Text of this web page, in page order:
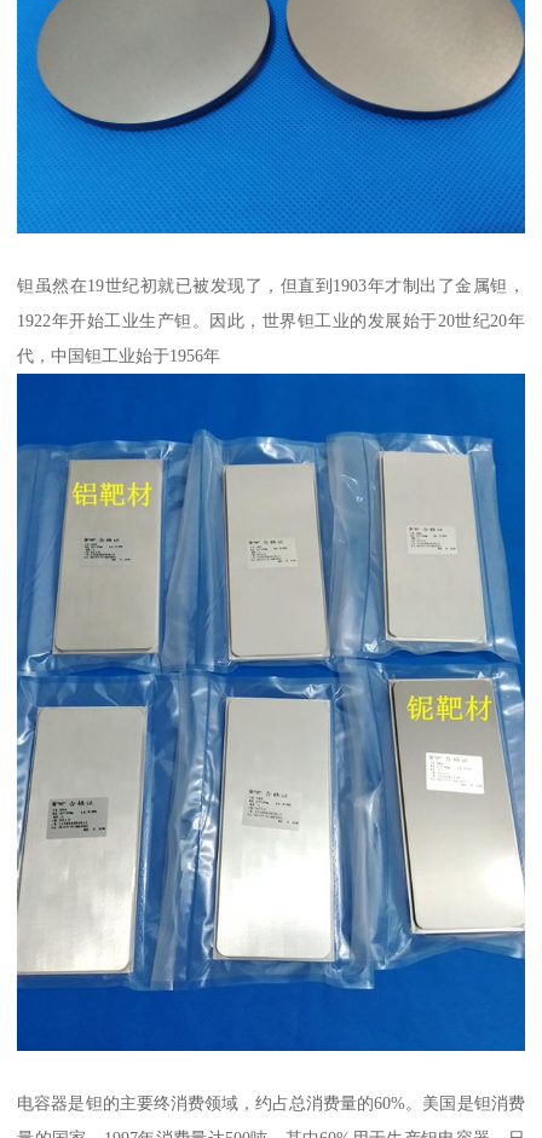
钽虽然在19世纪初就已被发现了，但直到1903年才制出了金属钽，
1922年开始工业生产钽。因此，世界钽工业的发展始于20世纪20年
代，中国钽工业始于1956年
电容器是钽的主要终消费领域，约占总消费量的60%。美国是钽消费